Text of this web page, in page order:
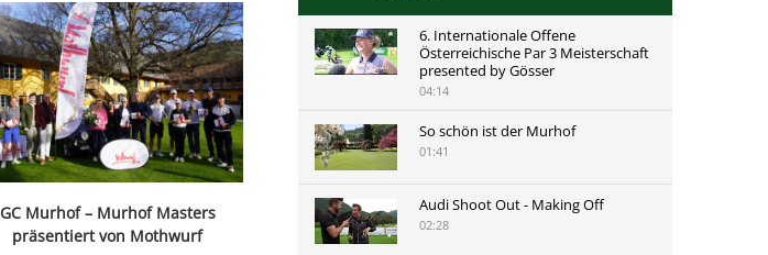
GC Murhof – Murhof Masters
präsentiert von Mothwurf
6. Internationale Offene
Österreichische Par 3 Meisterschaft
presented by Gösser
04:14
So schön ist der Murhof
01:41
Audi Shoot Out - Making Off
02:28